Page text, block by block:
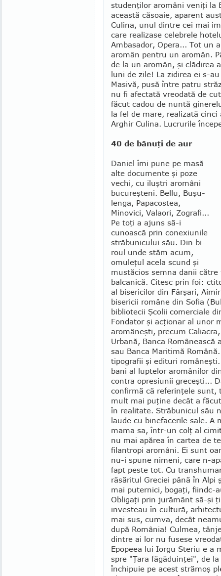
studenţilor aromâni veniţi la
această căsoaie, apa­rent
Culina, unul dintre cei mai
care realizase celebrele
Ambasador, Opera... Tot un
aro­mân pentru un aromân.
de la un aro­mân, şi clădirea
luni de zile! La zidirea ei s-
Masivă, pusă între patru
nu fi afectată vreodată de
făcut cadou de nuntă
la fel de mare, realizată
Arghir Culina. Lucrurile
40 de bănuţi de aur
Daniel îmi pune pe masă
alte documente şi poze
vechi, cu iluştri aromâni
bucureşteni. Bellu, Buşu­
lenga, Papacostea,
Minovici, Valaori, Zo­grafi...
Pe toţi a ajuns să-i
cunoască prin conexiunile
străbuni­cului său. Din bi­
roul unde stăm acum,
omuleţul acela scund şi
mustăcios semna danii către
balcanică. Citesc prin foi:
al bisericilor din Fârşari,
bisericii ro­mâne din Sofia
bibliotecii Şco­lii comerciale
Fondator şi acţionar al unor
aromâneşti, precum
Urbană, Banca Românească
sau Banca Maritimă
tipo­gra­fii şi edituri
bani al lup­telor aro­mânilor
contra opresiunii gre­ceşti...
confirmă că referinţele sunt,
mult mai puţine decât a
în reali­tate. Străbunicul său
laude cu binefacerile sale.
mama sa, într-un colţ al
nu mai apărea în cartea de
filan­tropi aromâni. Ei sunt
nu-i spune nimeni, care n-
fapt peste tot. Cu
răsă­ritul Greciei până în Alpi
mai puternici, bogaţi, fiindc-
Obligaţi prin jurământ să-şi
inves­teau în cultură,
mai sus, cumva, decât
după Ro­mânia! Culmea,
dintre ai lor nu fusese
Epopeea lui Iorgu Steriu e a
spre "Ţara făgăduinţei", de
închipuie pe acest strămoş